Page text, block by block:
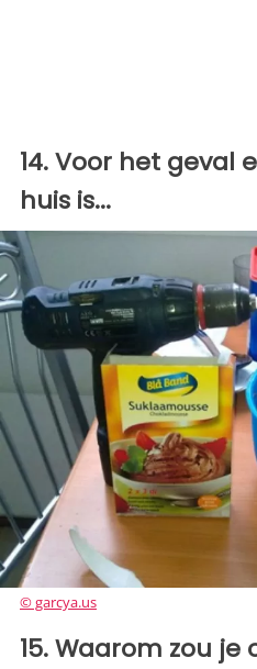
14. Voor het geval
huis is...
© garcya.us
15. Waarom zou